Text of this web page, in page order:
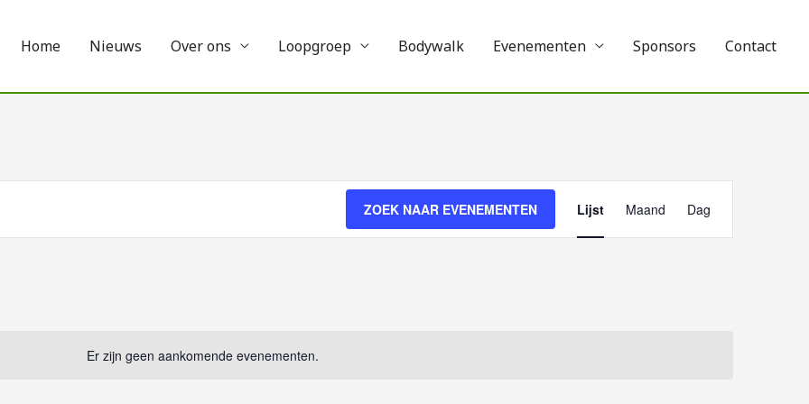
Home Nieuws Over ons Loopgroep Bodywalk Evenementen Sponsors Contact
Er zijn geen aankomende evenementen.
ZOEK NAAR EVENEMENTEN
weergaven
Lijst Maand Dag